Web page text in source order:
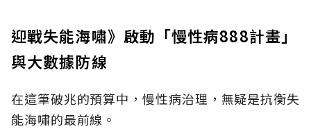
迎戰失能海嘯》啟動「慢性病888計畫」
與大數據防線
在這筆破兆的預算中，慢性病治理，無疑是抗衡失
能海嘯的最前線。